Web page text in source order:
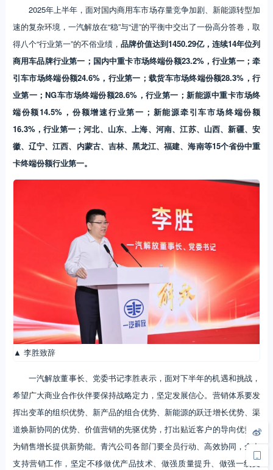
2025年上半年，面对国内商用车市场存量竞争加剧、新能源转型加
速的复杂环境，一汽解放在“稳”与“进”的平衡中交出了一份高分答卷，取
得八个“行业第一”的不俗业绩， 品牌价值达到1450.29亿，连续14年位列
商用车品牌行业第一；国内中重卡市场终端份额23.2%，行业第一；牵
引车市场终端份额24.6%，行业第一；载货车市场终端份额28.3%，行
业第一；NG车市场终端份额28.6%，行业第一；新能源中重卡市场终
端份额14.5%，份额增速行业第一；新能源牵引车市场终端份额
16.3%，行业第一；河北、山东、上海、河南、江苏、山西、新疆、安
徽、辽宁、江西、内蒙古、吉林、黑龙江、福建、海南等15个省份中重
卡终端份额行业第一。
▲ 李胜致辞
一汽解放董事长、党委书记李胜表示，面对下半年的机遇和挑战，
希望广大商业合作伙伴要保持战略定力，坚定发展信心。营销体系要发
挥出变革的组织优势、新产品的组合优势、新能源的跃迁增长优势、渠
道焕新协同的优势、价值营销的先驱优势，打出贴近客户的导向优势，
为销售增长提供新势能。青汽公司各部门要全员行动、高效协同，全力
支持营销工作，坚定不移做优产品技术、做强质量提升、做强一线支